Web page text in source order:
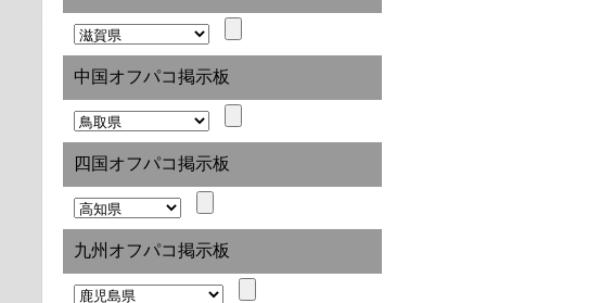
中国オフパコ掲示板
四国オフパコ掲示板
九州オフパコ掲示板